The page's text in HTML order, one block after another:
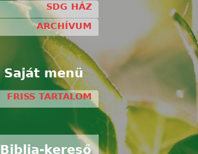
SDG HÁZ
ARCHÍVUM
Saját menü
FRISS TARTALOM
Biblia-kereső